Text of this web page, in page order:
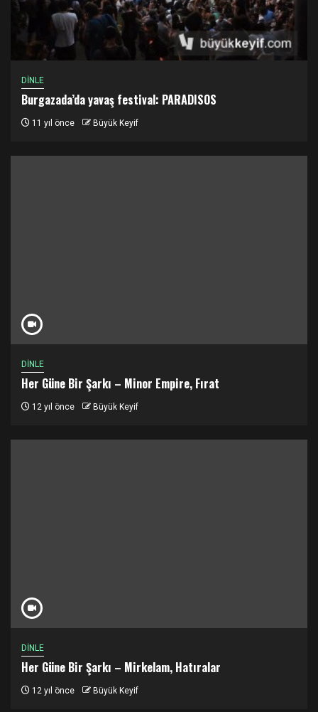
DİNLE
Burgazada’da yavaş festival: PARADISOS
11 yıl önce Büyük Keyif
DİNLE
Her Güne Bir Şarkı – Minor Empire, Fırat
12 yıl önce Büyük Keyif
DİNLE
Her Güne Bir Şarkı – Mirkelam, Hatıralar
12 yıl önce Büyük Keyif